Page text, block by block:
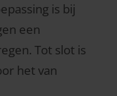
is bij
een
Tot slot is
het van